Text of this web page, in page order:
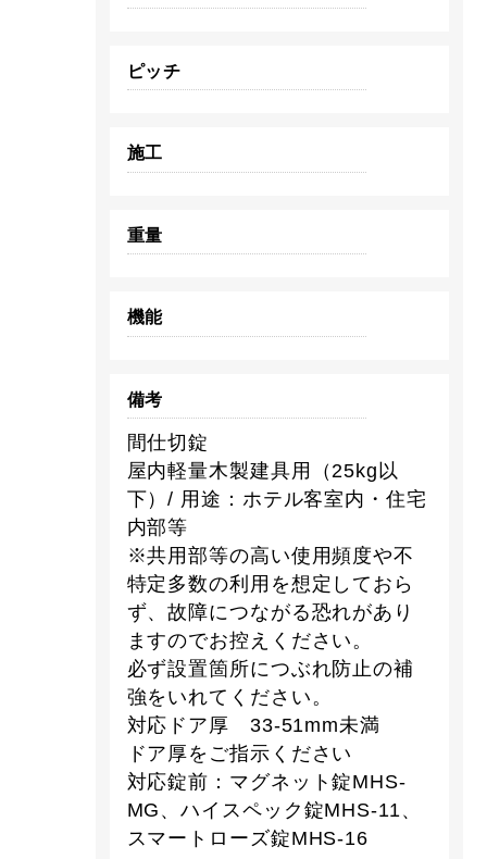
ピッチ
施工
重量
機能
備考
間仕切錠
屋内軽量木製建具用（25kg以
下）/ 用途：ホテル客室内・住宅
内部等
※共用部等の高い使用頻度や不
特定多数の利用を想定しておら
ず、故障につながる恐れがあり
ますのでお控えください。
必ず設置箇所につぶれ防止の補
強をいれてください。
対応ドア厚 33-51mm未満
ドア厚をご指示ください
対応錠前：マグネット錠MHS-
MG、ハイスペック錠MHS-11、
スマートローズ錠MHS-16